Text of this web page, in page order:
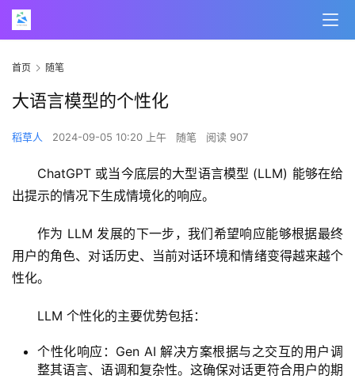
首页 随笔
大语言模型的个性化
稻草人 2024-09-05 10:20 上午 随笔 阅读 907
ChatGPT 或当今底层的大型语言模型 (LLM) 能够在给
出提示的情况下生成情境化的响应。
作为 LLM 发展的下一步，我们希望响应能够根据最终
用户的角色、对话历史、当前对话环境和情绪变得越来越个
性化。
LLM 个性化的主要优势包括：
个性化响应：Gen AI 解决方案根据与之交互的用户调
整其语言、语调和复杂性。这确保对话更符合用户的期